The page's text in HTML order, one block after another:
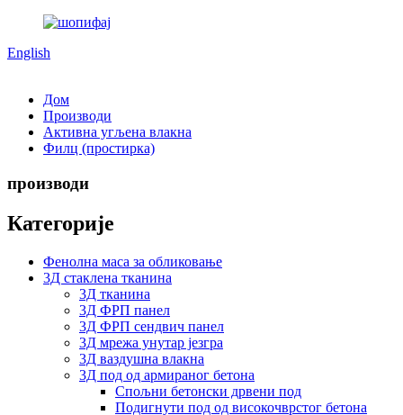
English
Дом
Производи
Активна угљена влакна
Филц (простирка)
производи
Категорије
Фенолна маса за обликовање
3Д стаклена тканина
3Д тканина
3Д ФРП панел
3Д ФРП сендвич панел
3Д мрежа унутар језгра
3Д ваздушна влакна
3Д под од армираног бетона
Спољни бетонски дрвени под
Подигнути под од високочврстог бетона